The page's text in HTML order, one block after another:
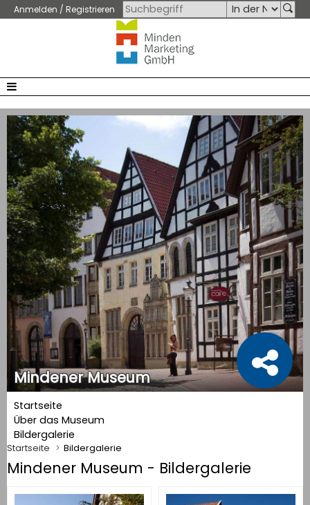
Anmelden / Registrieren
Mindener Museum
Startseite
Über das Museum
Bildergalerie
Startseite Bildergalerie
Mindener Museum - Bildergalerie